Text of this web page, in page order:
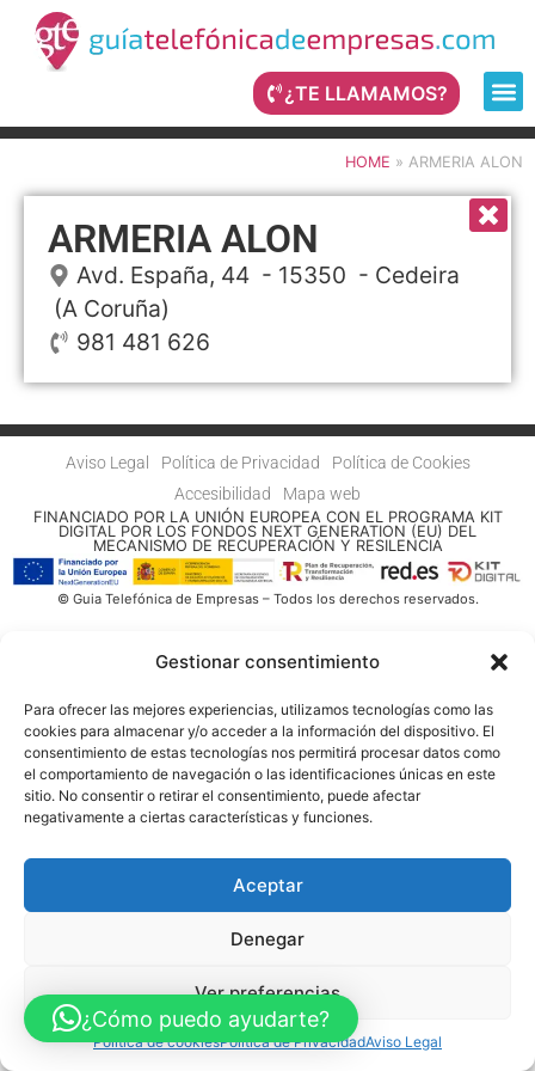
Gestionar consentimiento
Para ofrecer las mejores experiencias, utilizamos tecnologías como las
cookies para almacenar y/o acceder a la información del dispositivo. El
consentimiento de estas tecnologías nos permitirá procesar datos como
el comportamiento de navegación o las identificaciones únicas en este
sitio. No consentir o retirar el consentimiento, puede afectar
negativamente a ciertas características y funciones.
Aceptar
Denegar
Ver preferencias
Política de cookiesPolítica de PrivacidadAviso Legal
¿TE LLAMAMOS?
HOME » ARMERIA ALON
ARMERIA ALON
Avd. España, 44 - 15350 - Cedeira
(A Coruña)
981 481 626
Aviso Legal Política de Privacidad
Política de Cookies
Accesibilidad
Mapa web
FINANCIADO POR LA UNIÓN EUROPEA CON EL PROGRAMA KIT
DIGITAL POR LOS FONDOS NEXT GENERATION (EU) DEL
MECANISMO DE RECUPERACIÓN Y RESILENCIA
© Guia Telefónica de Empresas – Todos los derechos reservados.
¿Cómo puedo ayudarte?